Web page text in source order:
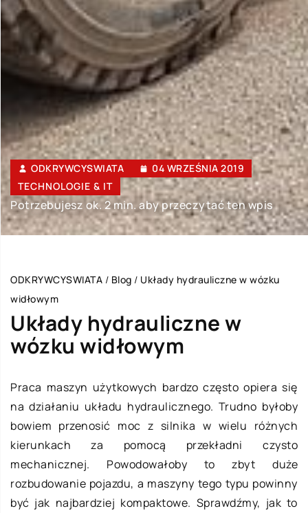
ODKRYWCYSWIATA
04 WRZEŚNIA 2019
TECHNOLOGIE & IT
Potrzebujesz ok. 2 min. aby przeczytać ten wpis
ODKRYWCYSWIATA / Blog / Układy hydrauliczne w wózku
widłowym
Układy hydrauliczne w
wózku widłowym
Praca maszyn użytkowych bardzo często opiera się
na działaniu układu hydraulicznego. Trudno byłoby
bowiem przenosić moc z silnika w wielu różnych
kierunkach za pomocą przekładni czysto
mechanicznej. Powodowałoby to zbyt duże
rozbudowanie pojazdu, a maszyny tego typu powinny
być jak najbardziej kompaktowe. Sprawdźmy, jak to